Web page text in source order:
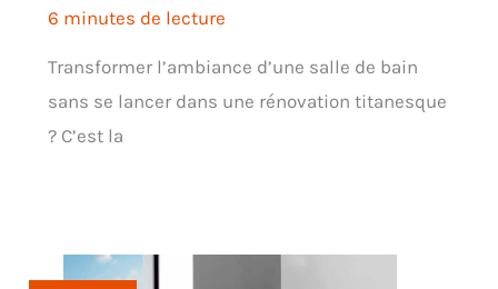
6 minutes de lecture
Transformer l’ambiance d’une salle de bain
sans se lancer dans une rénovation titanesque
? C’est la